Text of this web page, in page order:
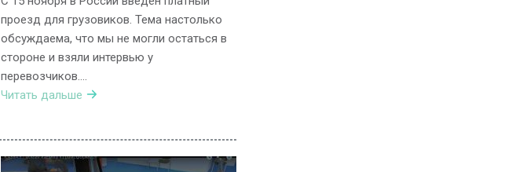
проезд для грузовиков. Тема настолько
обсуждаема, что мы не могли остаться в
стороне и взяли интервью у
перевозчиков….
Читать дальше